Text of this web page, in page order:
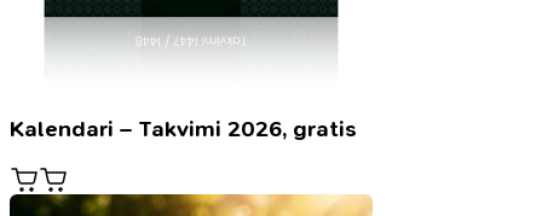
Kalendari – Takvimi 2026, gratis